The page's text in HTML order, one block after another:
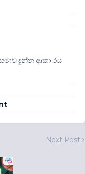
දුන්න ආකා රය
Next Post